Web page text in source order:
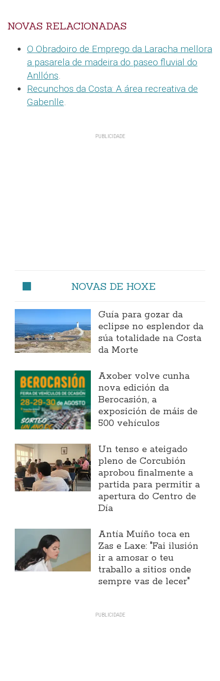
NOVAS RELACIONADAS
O Obradoiro de Emprego da Laracha mellora
a pasarela de madeira do paseo fluvial do
Anllóns.
Recunchos da Costa: A área recreativa de
Gabenlle.
NOVAS DE HOXE
Guía para gozar da
eclipse no esplendor da
súa totalidade na Costa
da Morte
Axober volve cunha
nova edición da
Berocasión, a
exposición de máis de
500 vehículos
Un tenso e ateigado
pleno de Corcubión
aprobou finalmente a
partida para permitir a
apertura do Centro de
Día
Antía Muíño toca en
Zas e Laxe: "Fai ilusión
ir a amosar o teu
traballo a sitios onde
sempre vas de lecer"